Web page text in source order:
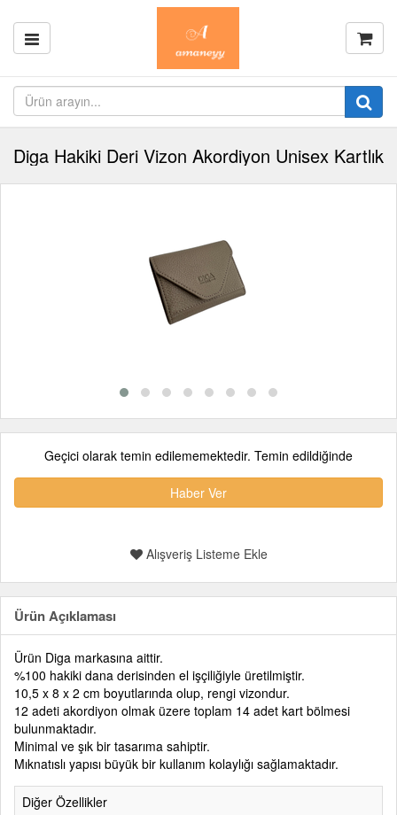
Diga Hakiki Deri Vizon Akordiyon Unisex Kartlık
Geçici olarak temin edilememektedir. Temin edildiğinde
Haber Ver
Alışveriş Listeme Ekle
Ürün Açıklaması
Ürün Diga markasına aittir.
%100 hakiki dana derisinden el işçiliğiyle üretilmiştir.
10,5 x 8 x 2 cm boyutlarında olup, rengi vizondur.
12 adeti akordiyon olmak üzere toplam 14 adet kart bölmesi
bulunmaktadır.
Minimal ve şık bir tasarıma sahiptir.
Mıknatıslı yapısı büyük bir kullanım kolaylığı sağlamaktadır.
Diğer Özellikler